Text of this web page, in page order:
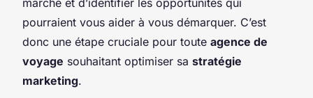
pourraient vous aider à vous démarquer. C’est
donc une étape cruciale pour toute agence de
voyage souhaitant optimiser sa stratégie
marketing.